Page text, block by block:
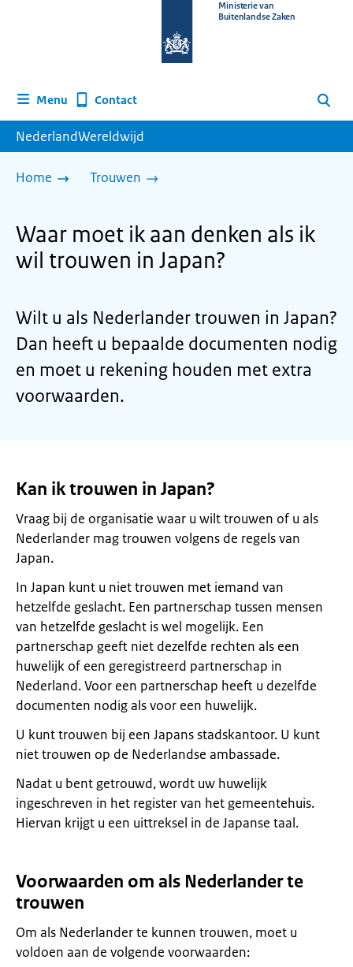
homepage
Ministerie van
Buitenlandse Zaken
Menu Contact Zoeken
NederlandWereldwijd
Home Trouwen
Waar moet ik aan denken als ik
wil trouwen in Japan?
Wilt u als Nederlander trouwen in Japan?
Dan heeft u bepaalde documenten nodig
en moet u rekening houden met extra
voorwaarden.
Kan ik trouwen in Japan?
Vraag bij de organisatie waar u wilt trouwen of u als
Nederlander mag trouwen volgens de regels van
Japan.
In Japan kunt u niet trouwen met iemand van
hetzelfde geslacht. Een partnerschap tussen mensen
van hetzelfde geslacht is wel mogelijk. Een
partnerschap geeft niet dezelfde rechten als een
huwelijk of een geregistreerd partnerschap in
Nederland. Voor een partnerschap heeft u dezelfde
documenten nodig als voor een huwelijk.
U kunt trouwen bij een Japans stadskantoor. U kunt
niet trouwen op de Nederlandse ambassade.
Nadat u bent getrouwd, wordt uw huwelijk
ingeschreven in het register van het gemeentehuis.
Hiervan krijgt u een uittreksel in de Japanse taal.
Voorwaarden om als Nederlander te
trouwen
Om als Nederlander te kunnen trouwen, moet u
voldoen aan de volgende voorwaarden: